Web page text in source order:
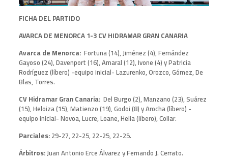
FICHA DEL PARTIDO
AVARCA DE MENORCA 1-3 CV HIDRAMAR GRAN CANARIA
Avarca de Menorca:Fortuna (14), Jiménez (4), Fernández
Gayoso (24), Davenport (16), Amaral (12), Ivone (4) y Patricia
Rodríguez (líbero) -equipo inicial- Lazurenko, Orozco, Gómez, De
Blas, Torres.
CV Hidramar Gran Canaria:Del Burgo (2), Manzano (23), Suárez
(15), Heloiza (15), Matienzo (19), Godoi (8) y Arocha (líbero) -
equipo inicial- Novoa, Lucre, Loane, Helia (líbero), Collar.
Parciales:29-27, 22-25, 22-25, 22-25.
Árbitros:Juan Antonio Erce Álvarez y Fernando J. Cerrato.